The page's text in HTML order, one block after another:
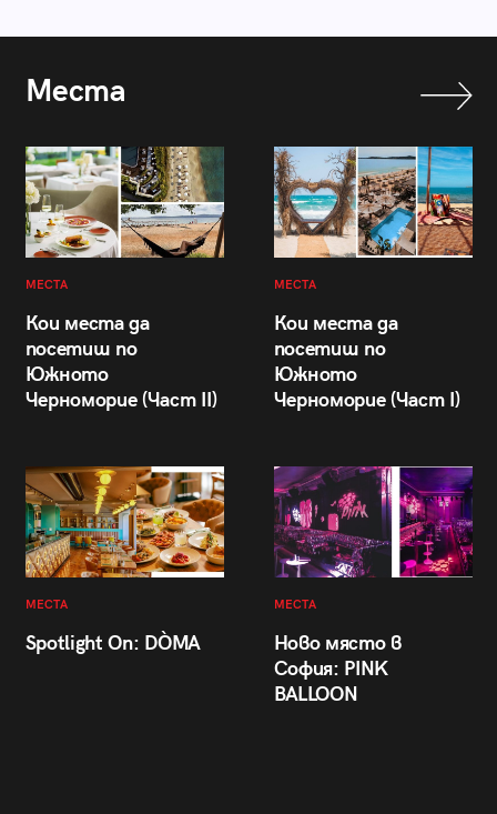
Места
МЕСТА
Кои места да
посетиш по
Южното
Черноморие (Част II)
МЕСТА
Кои места да
посетиш по
Южното
Черноморие (Част I)
МЕСТА
Spotlight On: DÒMA
МЕСТА
Ново място в
София: PINK
BALLOON